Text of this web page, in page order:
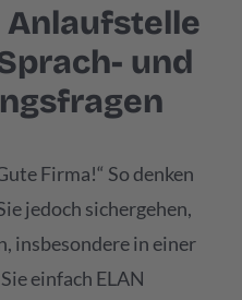
und
Firma!“ So denken
jedoch sichergehen,
insbesondere in einer
einfach ELAN